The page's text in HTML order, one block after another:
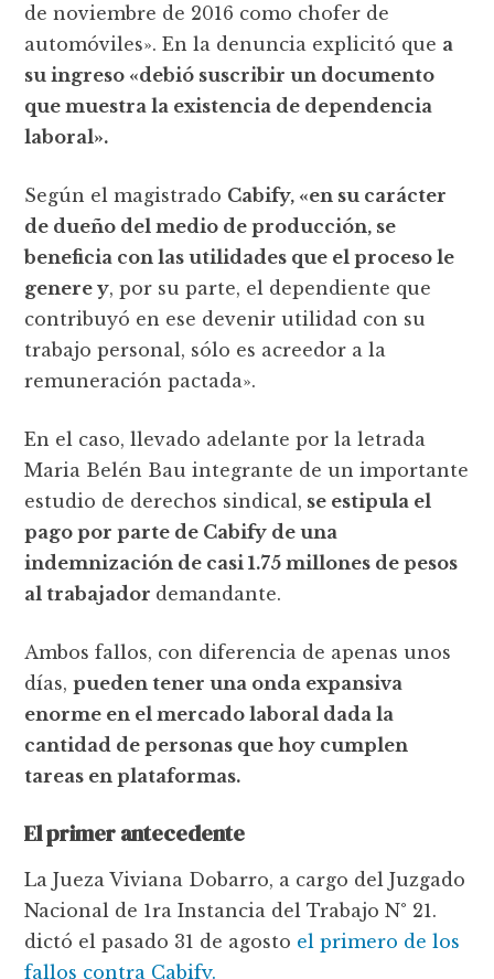
de noviembre de 2016 como chofer de
automóviles». En la denuncia explicitó que a
su ingreso «debió suscribir un documento
que muestra la existencia de dependencia
laboral».
Según el magistrado Cabify, «en su carácter
de dueño del medio de producción, se
beneficia con las utilidades que el proceso le
genere y, por su parte, el dependiente que
contribuyó en ese devenir utilidad con su
trabajo personal, sólo es acreedor a la
remuneración pactada».
En el caso, llevado adelante por la letrada
Maria Belén Bau integrante de un importante
estudio de derechos sindical, se estipula el
pago por parte de Cabify de una
indemnización de casi 1.75 millones de pesos
al trabajador demandante.
Ambos fallos, con diferencia de apenas unos
días,pueden tener una onda expansiva
enorme en el mercado laboral dada la
cantidad de personas que hoy cumplen
tareas en plataformas.
El primer antecedente
La Jueza Viviana Dobarro, a cargo del Juzgado
Nacional de 1ra Instancia del Trabajo N° 21.
dictó el pasado 31 de agosto el primero de los
fallos contra Cabify.